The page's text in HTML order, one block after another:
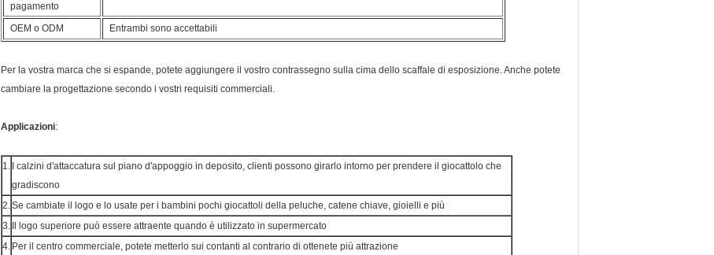
pagamento
OEM o ODM Entrambi sono accettabili
Per la vostra marca che si espande, potete aggiungere il vostro contrassegno sulla cima dello scaffale di esposizione. Anche potete
cambiare la progettazione secondo i vostri requisiti commerciali.
Applicazioni:
1. I calzini d'attaccatura sul piano d'appoggio in deposito, clienti possono girarlo intorno per prendere il giocattolo che
gradiscono
2.Se cambiate il logo e lo usate per i bambini pochi giocattoli della peluche, catene chiave, gioielli e più
3.
Il logo superiore può essere attraente quando è utilizzato in supermercato
4. Per il centro commerciale, potete metterlo sui contanti al contrario di ottenete più attrazione